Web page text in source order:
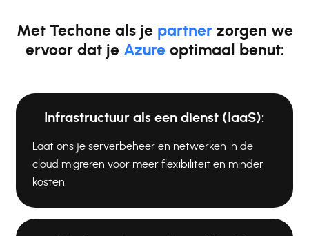
Met Techone als je partnerzorgen we
ervoor dat je Azureoptimaal benut:
Infrastructuur als een dienst (IaaS):
Laat ons je serverbeheer en netwerken in de
cloud migreren voor meer flexibiliteit en minder
kosten.